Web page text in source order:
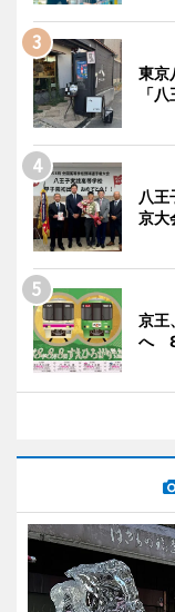
東京
「
八
京大
京王
へ 8